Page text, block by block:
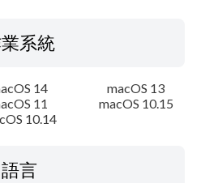
系統
14
macOS 13
11
macOS 10.15
10.14
語言